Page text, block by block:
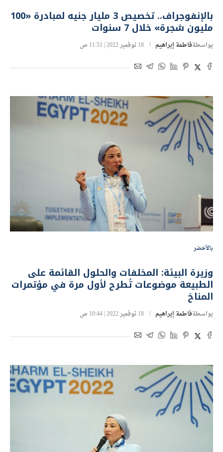
بالإنفوجراف.. تخصيص 3 مليار جنيه لمبادرة «100
مليون شجرة» خلال 7 سنوات
بواسطةفاطمة إبراهيم 18 نوفمبر 2022 | 11:51 ص
بالأخضر
وزيرة البيئة: المخلفات والحلول القائمة على
الطبيعة موضوعات تُطرح لأول مرة في مؤتمرات
المناخ
بواسطةفاطمة إبراهيم 18 نوفمبر 2022 | 10:44 ص